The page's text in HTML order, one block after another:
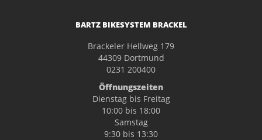
BARTZ BIKESYSTEM BRACKEL
Brackeler Hellweg 179
44309 Dortmund
0231 200400
Öffnungszeiten
Dienstag bis Freitag
10:00 bis 18:00
Samstag
9:30 bis 13:30